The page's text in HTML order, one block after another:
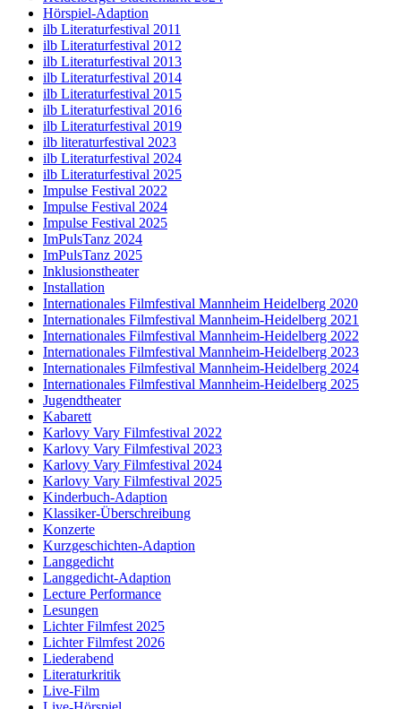
Hörspiel-Adaption
ilb Literaturfestival 2011
ilb Literaturfestival 2012
ilb Literaturfestival 2013
ilb Literaturfestival 2014
ilb Literaturfestival 2015
ilb Literaturfestival 2016
ilb Literaturfestival 2019
ilb literaturfestival 2023
ilb Literaturfestival 2024
ilb Literaturfestival 2025
Impulse Festival 2022
Impulse Festival 2024
Impulse Festival 2025
ImPulsTanz 2024
ImPulsTanz 2025
Inklusionstheater
Installation
Internationales Filmfestival Mannheim Heidelberg 2020
Internationales Filmfestival Mannheim-Heidelberg 2021
Internationales Filmfestival Mannheim-Heidelberg 2022
Internationales Filmfestival Mannheim-Heidelberg 2023
Internationales Filmfestival Mannheim-Heidelberg 2024
Internationales Filmfestival Mannheim-Heidelberg 2025
Jugendtheater
Kabarett
Karlovy Vary Filmfestival 2022
Karlovy Vary Filmfestival 2023
Karlovy Vary Filmfestival 2024
Karlovy Vary Filmfestival 2025
Kinderbuch-Adaption
Klassiker-Überschreibung
Konzerte
Kurzgeschichten-Adaption
Langgedicht
Langgedicht-Adaption
Lecture Performance
Lesungen
Lichter Filmfest 2025
Lichter Filmfest 2026
Liederabend
Literaturkritik
Live-Film